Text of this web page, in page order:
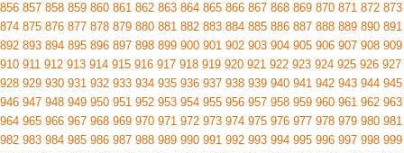
856 857 858 859 860 861 862 863 864 865 866 867 868 869 870 871 872 873
874 875 876 877 878 879 880 881 882 883 884 885 886 887 888 889 890 891
892 893 894 895 896 897 898 899 900 901 902 903 904 905 906 907 908 909
910 911 912 913 914 915 916 917 918 919 920 921 922 923 924 925 926 927
928 929 930 931 932 933 934 935 936 937 938 939 940 941 942 943 944 945
946 947 948 949 950 951 952 953 954 955 956 957 958 959 960 961 962 963
964 965 966 967 968 969 970 971 972 973 974 975 976 977 978 979 980 981
982 983 984 985 986 987 988 989 990 991 992 993 994 995 996 997 998 999